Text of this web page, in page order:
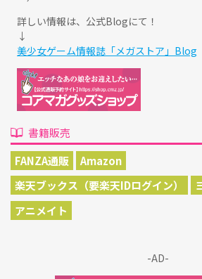
詳しい情報は、公式Blogにて！
↓
美少女ゲーム情報誌「メガストア」Blog
書籍販売
FANZA通販
Amazon
楽天ブックス（要楽天IDログイン）
アニメイト
-AD-